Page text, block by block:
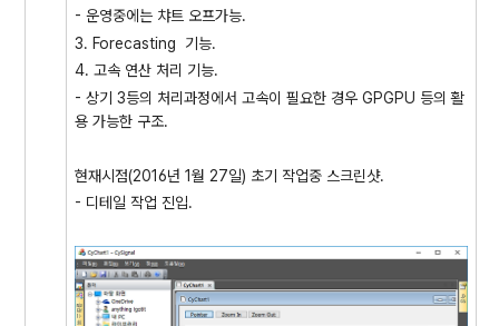
- 운영중에는 챠트 오프가능.
3. Forecasting 기능.
4. 고속 연산 처리 기능.
- 상기 3등의 처리과정에서 고속이 필요한 경우 GPGPU 등의 활
용 가능한 구조.
현재시점(2016년 1월 27일) 초기 작업중 스크린샷.
- 디테일 작업 진입.